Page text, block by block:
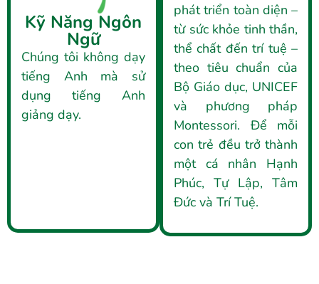
Kỹ Năng Ngôn
Ngữ
Chúng tôi không dạy
tiếng Anh mà sử
dụng tiếng Anh
giảng dạy.
phát triển toàn diện –
từ sức khỏe tinh thần,
thể chất đến trí tuệ –
theo tiêu chuẩn của
Bộ Giáo dục, UNICEF
và phương pháp
Montessori. Để mỗi
con trẻ đều trở thành
một cá nhân Hạnh
Phúc, Tự Lập, Tâm
Đức và Trí Tuệ.